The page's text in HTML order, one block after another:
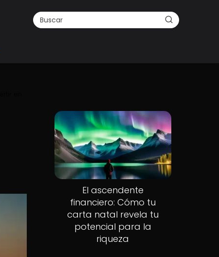
El ascendente
financiero: Cómo tu
carta natal revela tu
potencial para la
riqueza